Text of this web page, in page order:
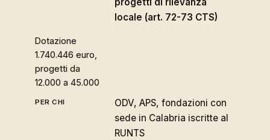
locale (art. 72-73 CTS)
Dotazione
1.740.446 euro,
progetti da
12.000 a 45.000
ODV, APS, fondazioni con
sede in Calabria iscritte al
RUNTS